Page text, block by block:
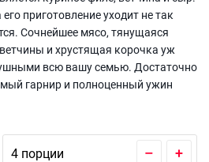
приготовление уходит не так
Сочнейшее мясо, тянущаяся
и хрустящая корочка уж
всю вашу семью. Достаточно
гарнир и полноценный ужин
– +